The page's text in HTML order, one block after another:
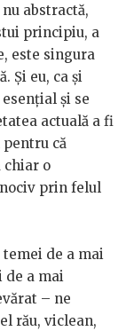
abstractă,
principiu, a
este singura
Și eu, ca și
și se
actuală a fi
că
chiar o
prin felul
temei de a mai
de a mai
– ne
rău, viclean,